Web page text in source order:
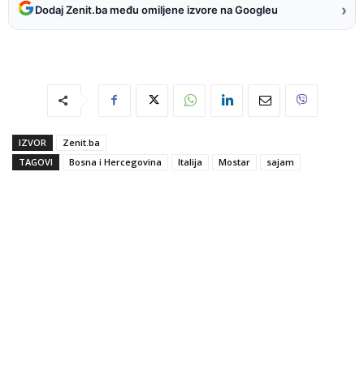
Dodaj Zenit.ba među omiljene izvore na Googleu ›
IZVOR
Zenit.ba
TAGOVI
Bosna i Hercegovina Italija Mostar sajam